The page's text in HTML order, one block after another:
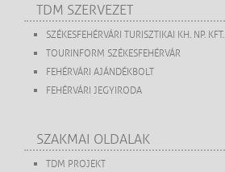
TDM SZERVEZET
SZÉKESFEHÉRVÁRI TURISZTIKAI KH. NP. KFT.
TOURINFORM SZÉKESFEHÉRVÁR
FEHÉRVÁRI AJÁNDÉKBOLT
FEHÉRVÁRI JEGYIRODA
SZAKMAI OLDALAK
TDM PROJEKT